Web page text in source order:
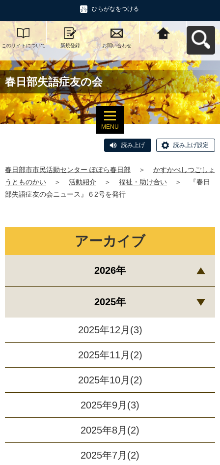
ひらがなをつける
このサイトについて 新規登録 お問い合わせ
春日部市市民活動セ
ンター ぽぽら春日部
へ戻る
春日部失語症友の会
MENU
読み上げ 読み上げ設定
春日部市市民活動センター ぽぽら春日部 ＞
かすかべしつごしょ
うとものかい
＞ 活動紹介 ＞ 福祉・助け合い ＞
『春日
部失語症友の会ニュース』６2号を発行
アーカイブ
2026年
2025年
2025年12月(3)
2025年11月(2)
2025年10月(2)
2025年9月(3)
2025年8月(2)
2025年7月(2)